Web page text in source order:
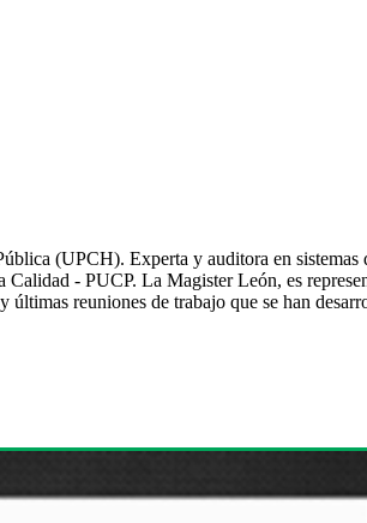
(UPCH). Experta y auditora en
- PUCP. La Magister León, es
reuniones de trabajo que se han